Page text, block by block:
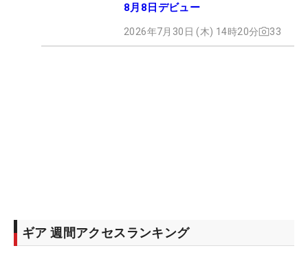
8月8日デビュー
2026年7月30日 (木) 14時20分 33
ギア 週間アクセスランキング